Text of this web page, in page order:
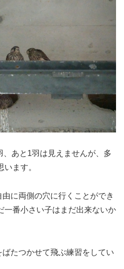
、あと1羽は見えませんが、多
ます。
に両側の穴に行くことができ
一番小さい子はまだ出来ないか
たつかせて飛ぶ練習をしてい